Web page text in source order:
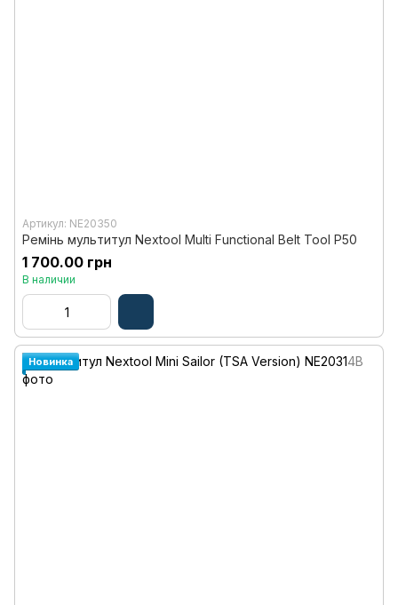
Артикул: NE20350
Ремінь мультитул Nextool Multi Functional Belt Tool P50
1 700.00 грн
В наличии
Новинка